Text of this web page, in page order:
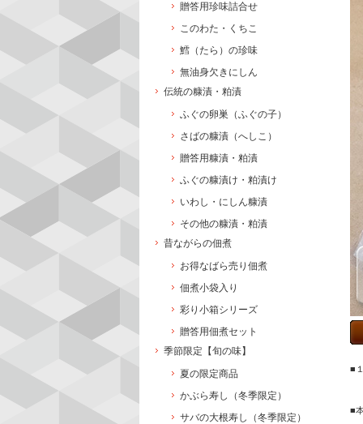
■
■
贈答用珍味詰合せ
このわた・くちこ
鱈（たら）の珍味
無油身欠きにしん
伝統の糠漬・粕漬
ふぐの卵巣（ふぐの子）
さばの糠漬（へしこ）
贈答用糠漬・粕漬
ふぐの糠漬け・粕漬け
いわし・にしん糠漬
その他の糠漬・粕漬
昔ながらの佃煮
お得なばら売り佃煮
佃煮小袋入り
彩り小箱シリーズ
贈答用佃煮セット
季節限定【旬の味】
夏の限定商品
かぶら寿し（冬季限定）
サバの大根寿し（冬季限定）